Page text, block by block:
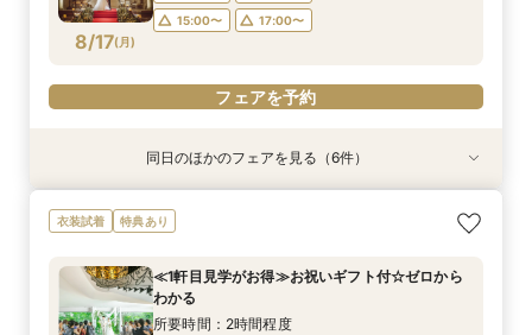
フェアを予約
18:00〜
フェアを予約
フェアを予約
17:00〜
フェアを予約
フェアを予約
8/17(月)
15:00〜
17:00〜
フェアを予約
8/17(月)
≪オンライン相談≫30分～OK！会場/金額/日程
*聞きたいことだけ
11:00〜
13:00〜
15:00〜
特典あり
8/17(月)
≪ドレス試着付≫札幌花嫁に人気の衣装試着*最
大150万優待
11:00〜
14:00〜
16:00〜
8/17(月)
≪夜遅い時間からOK≫お仕事＆デート帰り／1時
間でご案内可能
16:00〜
18:00〜
19:00〜
特典あり
8/17(月)
≪1軒目見学がお得≫お祝いギフト付☆ゼロから
わかる
11:00〜
14:00〜
16:00〜
特典あり
8/17(月)
≪迷ったらこのフェア≫螺旋階段×最大150万優
待
11:00〜
14:00〜
16:00〜
特典あり
8/17(月)
≪螺旋階段入場*花嫁体験≫≫料理高評価◎最大
150万特典
11:00〜
14:00〜
16:00〜
同日のほかのフェアを見る（6件）
衣装試着 特典あり
≪1軒目見学がお得≫お祝いギフト付☆ゼロから
わかる
所要時間：2時間程度